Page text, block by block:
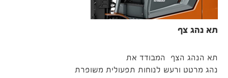
תא נהג צף
תא הנהג הצף המבודד את
נהג מרטט ורעש לנוחות תפעולית משופרת